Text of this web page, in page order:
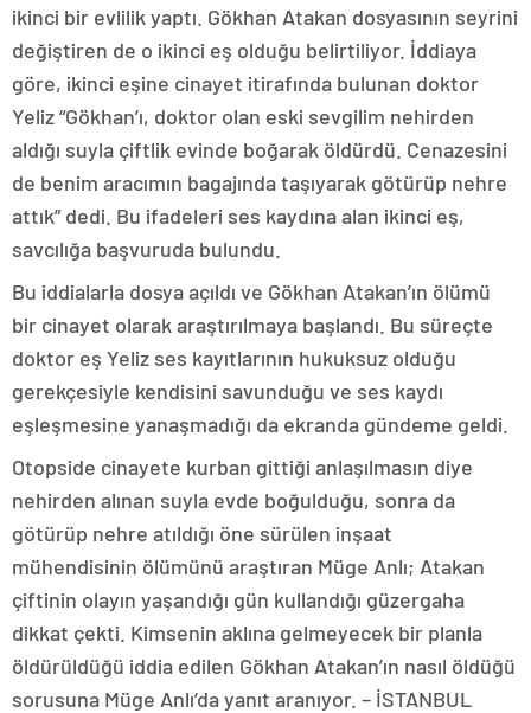
ikinci bir evlilik yaptı. Gökhan Atakan dosyasının seyrini
değiştiren de o ikinci eş olduğu belirtiliyor. İddiaya
göre, ikinci eşine cinayet itirafında bulunan doktor
Yeliz “Gökhan’ı, doktor olan eski sevgilim nehirden
aldığı suyla çiftlik evinde boğarak öldürdü. Cenazesini
de benim aracımın bagajında taşıyarak götürüp nehre
attık” dedi. Bu ifadeleri ses kaydına alan ikinci eş,
savcılığa başvuruda bulundu.
Bu iddialarla dosya açıldı ve Gökhan Atakan’ın ölümü
bir cinayet olarak araştırılmaya başlandı. Bu süreçte
doktor eş Yeliz ses kayıtlarının hukuksuz olduğu
gerekçesiyle kendisini savunduğu ve ses kaydı
eşleşmesine yanaşmadığı da ekranda gündeme geldi.
Otopside cinayete kurban gittiği anlaşılmasın diye
nehirden alınan suyla evde boğulduğu, sonra da
götürüp nehre atıldığı öne sürülen inşaat
mühendisinin ölümünü araştıran Müge Anlı; Atakan
çiftinin olayın yaşandığı gün kullandığı güzergaha
dikkat çekti. Kimsenin aklına gelmeyecek bir planla
öldürüldüğü iddia edilen Gökhan Atakan’ın nasıl öldüğü
sorusuna Müge Anlı’da yanıt aranıyor. – İSTANBUL